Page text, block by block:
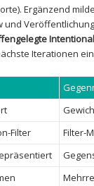
Ergänzend
und
Iterationen
Filter
Filter-